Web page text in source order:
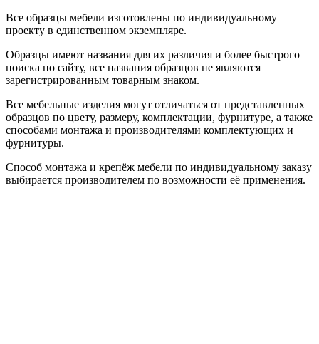
Все образцы мебели изготовлены по индивидуальному
проекту в единственном экземпляре.
Образцы имеют названия для их различия и более быстрого
поиска по сайту, все названия образцов не являются
зарегистрированным товарным знаком.
Все мебельные изделия могут отличаться от представленных
образцов по цвету, размеру, комплектации, фурнитуре, а также
способами монтажа и производителями комплектующих и
фурнитуры.
Способ монтажа и крепёж мебели по индивидуальному заказу
выбирается производителем по возможности её применения.